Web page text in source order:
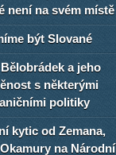
není na svém místě
být Slované
Bělobrádek a jeho
s některými
politiky
kytic od Zemana,
na Národní